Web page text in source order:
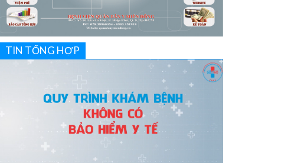
TIN TỔNG HỢP